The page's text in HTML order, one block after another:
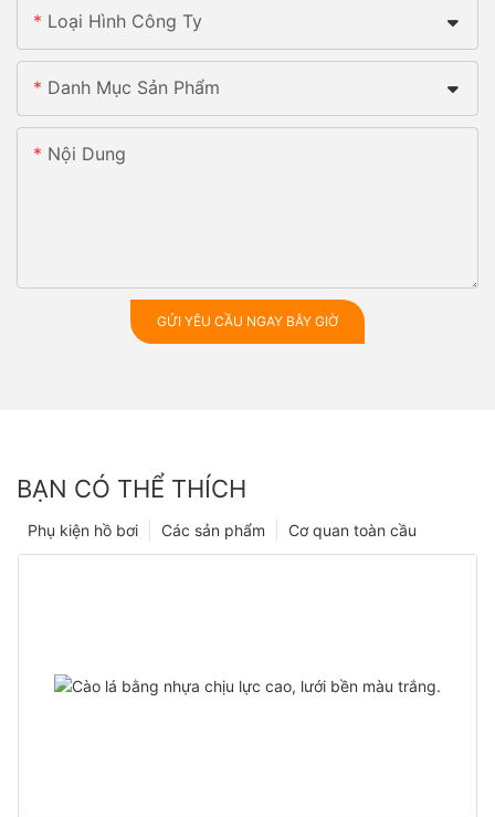
Loại Hình Công Ty
Danh Mục Sản Phẩm
Nội Dung
GỬI YÊU CẦU NGAY BÂY GIỜ
BẠN CÓ THỂ THÍCH
Cơ quan toàn cầu
Các sản phẩm
Phụ kiện hồ bơi